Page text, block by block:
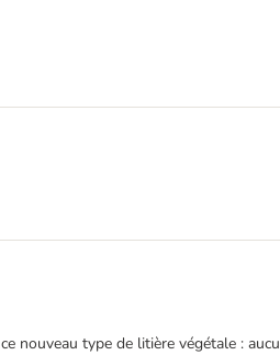
nouveau type de litière végétale :